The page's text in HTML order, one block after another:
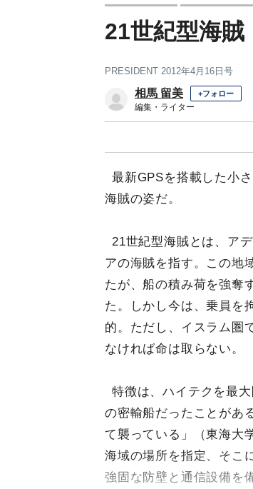
21世紀型海
PRESIDENT 2012年4月16日号
相馬 留美 +フォロー
編集・ライター
最新GPSを搭載した小
海賊の姿だ。
21世紀型海賊とは、ア
アの海賊を指す。この地
たが、船の積み荷を強奪
た。しかし今は、乗員を
的。ただし、イスラム圏
なければ命は取らない。
特徴は、ハイテクを最
の密輸船だったことがあ
て襲っている」（東海大
海域の場所を指定、そこ
強固な防壁と通信設備を